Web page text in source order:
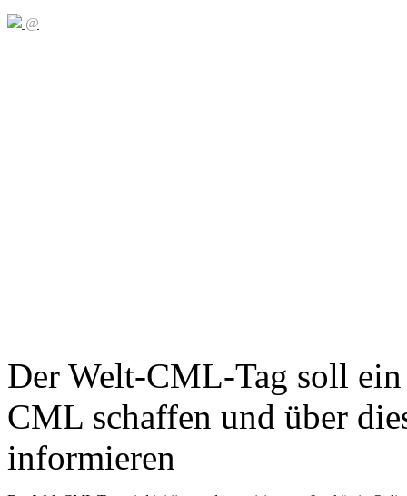
@
Der Welt-CML-Tag soll
CML schaffen und über
informieren